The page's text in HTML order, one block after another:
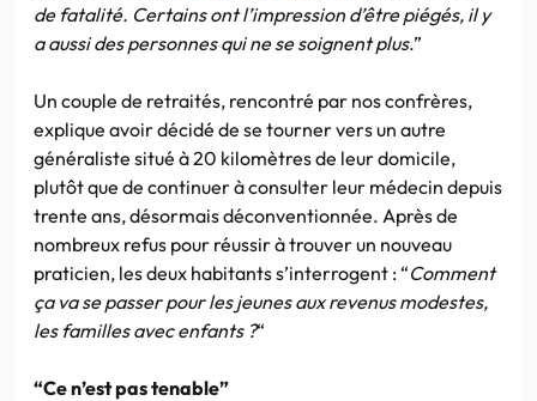
de fatalité. Certains ont l’impression d’être piégés, il y
a aussi des personnes qui ne se soignent plus.”
Un couple de retraités, rencontré par nos confrères,
explique avoir décidé de se tourner vers un autre
généraliste situé à 20 kilomètres de leur domicile,
plutôt que de continuer à consulter leur médecin depuis
trente ans, désormais déconventionnée. Après de
nombreux refus pour réussir à trouver un nouveau
praticien, les deux habitants s’interrogent : “Comment
ça va se passer pour les jeunes aux revenus modestes,
les familles avec enfants ?“
“Ce n’est pas tenable”